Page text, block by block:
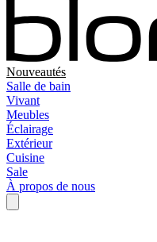
Nouveautés
Salle de bain
Vivant
Meubles
Éclairage
Extérieur
Cuisine
Sale
À propos de nous